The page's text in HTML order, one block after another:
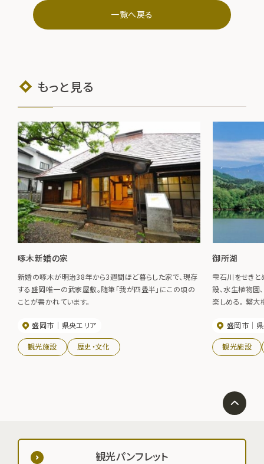
一覧へ戻る
もっと見る
啄木新婚の家
新婚の啄木が明治38年から3週間ほど暮らした家で、現存
する盛岡唯一の武家屋敷。随筆「我が四畳半」にこの頃の
ことが書かれています。
盛岡市 県央エリア
観光施設 歴史・文化
御所湖
雫石川をせきと
設、水生植物園
楽しめる。 繋大
道盛岡鶯宿線
うに作られた
サンセット、ピ
盛岡市
観光施設
観光パンフレット